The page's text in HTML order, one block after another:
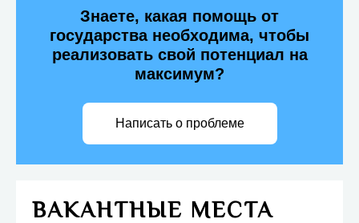
Знаете, какая помощь от
государства необходима, чтобы
реализовать свой потенциал на
максимум?
Написать о проблеме
ВАКАНТНЫЕ МЕСТА